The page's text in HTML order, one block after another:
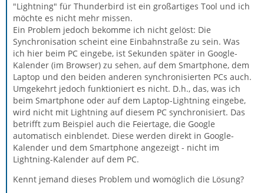
"Lightning" für Thunderbird ist ein großartiges Tool und ich
möchte es nicht mehr missen.
Ein Problem jedoch bekomme ich nicht gelöst: Die
Synchronisation scheint eine Einbahnstraße zu sein. Was
ich hier beim PC eingebe, ist Sekunden später in Google-
Kalender (im Browser) zu sehen, auf dem Smartphone, dem
Laptop und den beiden anderen synchronisierten PCs auch.
Umgekehrt jedoch funktioniert es nicht. D.h., das, was ich
beim Smartphone oder auf dem Laptop-Lightning eingebe,
wird nicht mit Lightning auf diesem PC synchronisiert. Das
betrifft zum Beispiel auch die Feiertage, die Google
automatisch einblendet. Diese werden direkt in Google-
Kalender und dem Smartphone angezeigt - nicht im
Lightning-Kalender auf dem PC.
Kennt jemand dieses Problem und womöglich die Lösung?